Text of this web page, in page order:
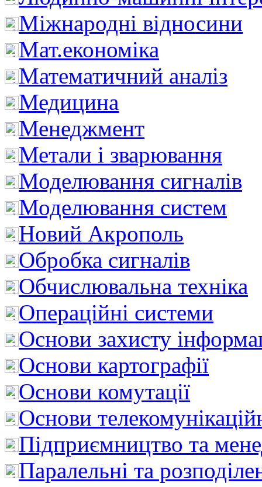
Міжнародні відносини
Мат.економіка
Математичний аналіз
Медицина
Менеджмент
Метали і зварювання
Моделювання сигналів
Моделювання систем
Новий Акрополь
Обробка сигналів
Обчислювальна техніка
Операційні системи
Основи захисту
Основи картографії
Основи комутації
Основи
Підприємництво та
Паралельні та